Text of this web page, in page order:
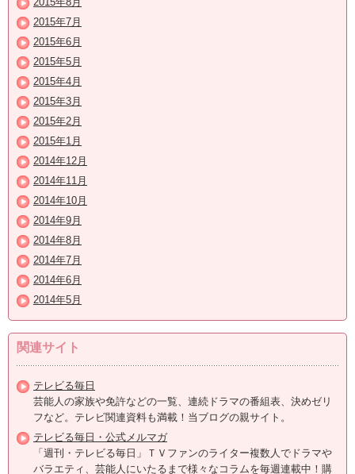
2015年7月
2015年6月
2015年5月
2015年4月
2015年3月
2015年2月
2015年1月
2014年12月
2014年11月
2014年10月
2014年9月
2014年8月
2014年7月
2014年6月
2014年5月
関連サイト
テレビる毎日
芸能人の家族や免許などの一覧、連続ドラマの番組表、決めゼリ
フなど。テレビ関連資料も満載！当ブログの親サイト。
テレビる毎日・公式メルマガ
「週刊・テレビる毎日」ＴＶファンのライター複数人でドラマや
バラエティ、芸能人にいたるまで様々なコラムを毎週連載中！購